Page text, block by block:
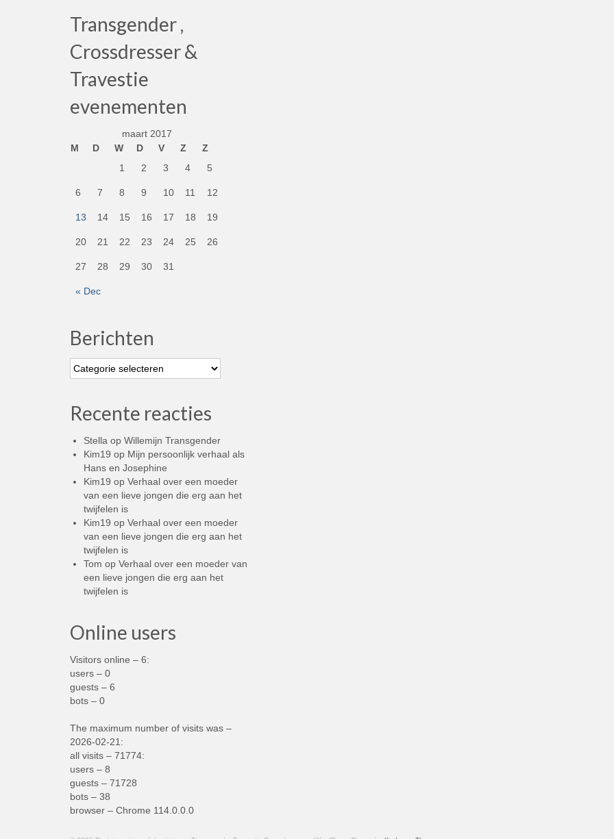
Transgender ,
Crossdresser &
Travestie
evenementen
maart 2017
M
D W D V Z Z
« Dec
1 2 3 4 5
6 7 8 9 10 11 12
13 14 15 16 17 18 19
20 21 22 23 24 25 26
27 28 29 30 31
Berichten
Berichten
Recente reacties
Stella op Willemijn Transgender
Kim19 op Mijn persoonlijk verhaal als
Hans en Josephine
Kim19 op Verhaal over een moeder
van een lieve jongen die erg aan het
twijfelen is
Kim19 op Verhaal over een moeder
van een lieve jongen die erg aan het
twijfelen is
Tom op Verhaal over een moeder van
een lieve jongen die erg aan het
twijfelen is
Online users
Visitors online – 6:
users – 0
guests – 6
bots – 0
The maximum number of visits was –
2026-02-21:
all visits – 71774:
users – 8
guests – 71728
bots – 38
browser – Chrome 114.0.0.0